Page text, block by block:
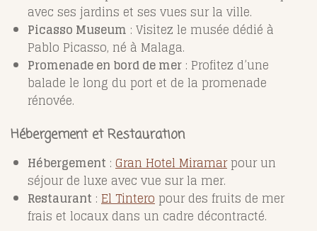
avec ses jardins et ses vues sur la ville.
Picasso Museum : Visitez le musée dédié à
Pablo Picasso, né à Malaga.
Promenade en bord de mer : Profitez d’une
balade le long du port et de la promenade
rénovée.
Hébergement et Restauration
Hébergement : Gran Hotel Miramarpour un
séjour de luxe avec vue sur la mer.
Restaurant : El Tintero pour des fruits de mer
frais et locaux dans un cadre décontracté.